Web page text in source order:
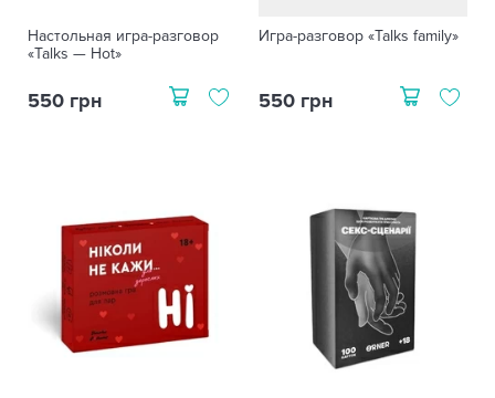
Настольная игра-разговор
«Talks — Hot»
550 грн
Игра-разговор «Talks family»
550 грн